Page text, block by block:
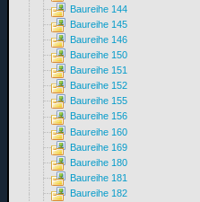
Baureihe 144
Baureihe 145
Baureihe 146
Baureihe 150
Baureihe 151
Baureihe 152
Baureihe 155
Baureihe 156
Baureihe 160
Baureihe 169
Baureihe 180
Baureihe 181
Baureihe 182